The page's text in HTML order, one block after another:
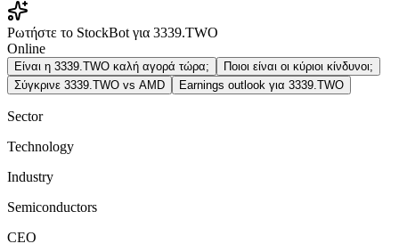
Ρωτήστε το StockBot για 3339.TWO
Online
Είναι η 3339.TWO καλή αγορά τώρα;
Ποιοι είναι οι κύριοι κίνδυνοι;
Σύγκρινε 3339.TWO vs AMD
Earnings outlook για 3339.TWO
Sector
Technology
Industry
Semiconductors
CEO